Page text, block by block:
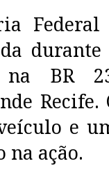
Federal
na BR
e
na ação.